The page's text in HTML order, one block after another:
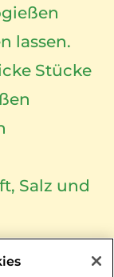
lassen.
Stücke
Salz und